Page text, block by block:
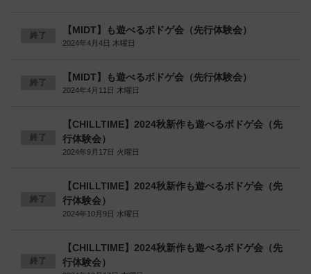
終了 【MIDT】も遊べるボドゲ会（先行体験会）
2024年4月4日 木曜日
終了 【MIDT】も遊べるボドゲ会（先行体験会）
2024年4月11日 木曜日
終了
【CHILLTIME】2024秋新作も遊べるボドゲ会（先
行体験会）
2024年9月17日 火曜日
終了
【CHILLTIME】2024秋新作も遊べるボドゲ会（先
行体験会）
2024年10月9日 水曜日
終了
【CHILLTIME】2024秋新作も遊べるボドゲ会（先
行体験会）